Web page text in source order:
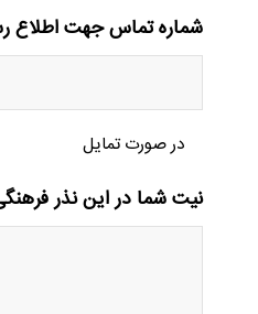
شماره تماس جهت اطلاع
در صورت تمایل
نیت شما در این نذر